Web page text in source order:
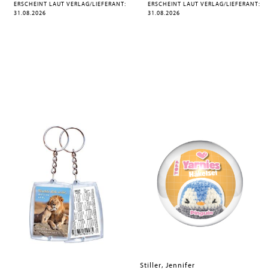
ERSCHEINT LAUT VERLAG/LIEFERANT:
31.08.2026
ERSCHEINT LAUT VERLAG/LIEFERANT:
31.08.2026
Stiller, Jennifer